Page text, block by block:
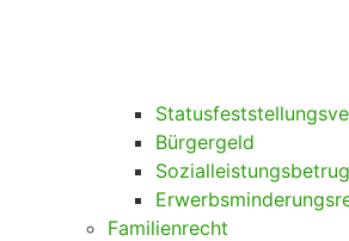
Bürgergeld
Sozialleistungsbetrug
Familienrecht